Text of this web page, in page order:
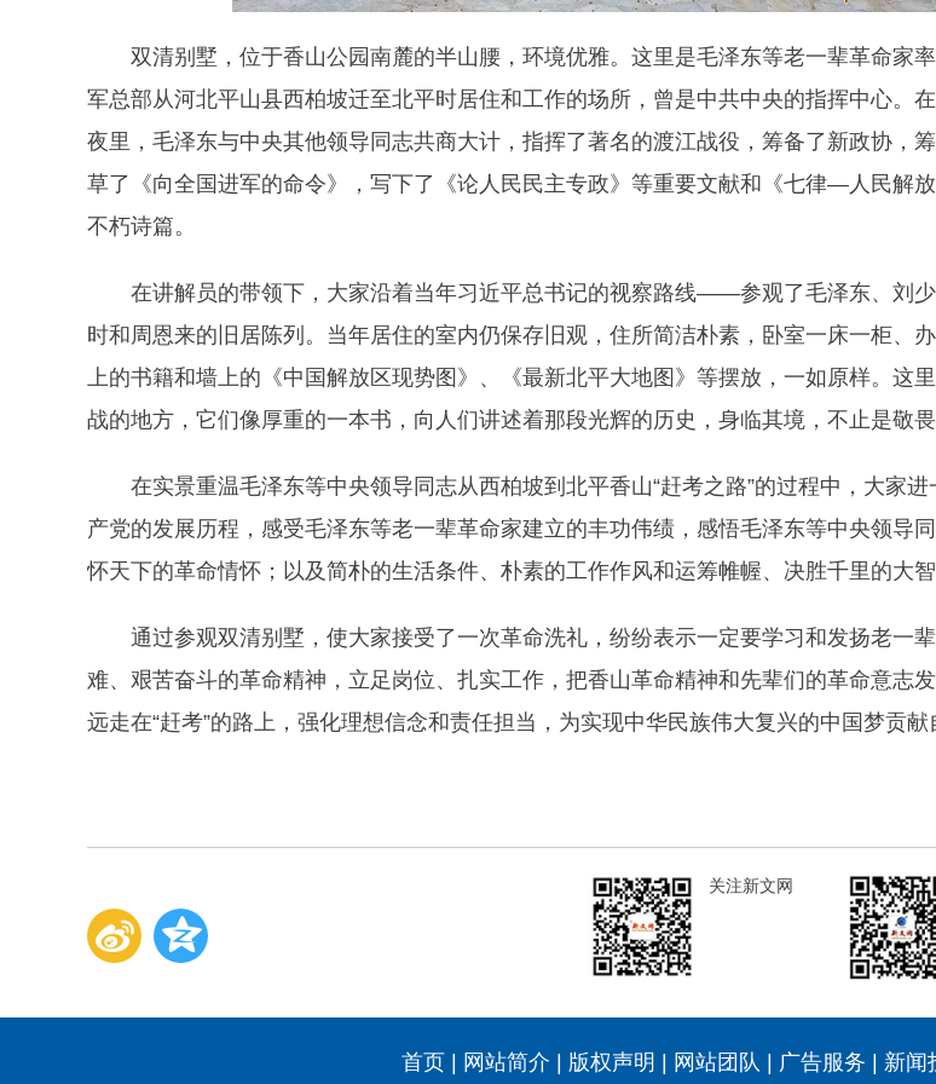
双清别墅，位于香山公园南麓的半山腰，环境优雅。这里是毛泽东等老一辈革命家
军总部从河北平山县西柏坡迁至北平时居住和工作的场所，曾是中共中央的指挥中心。
夜里，毛泽东与中央其他领导同志共商大计，指挥了著名的渡江战役，筹备了新政协，
草了《向全国进军的命令》，写下了《论人民民主专政》等重要文献和《七律—人民解
不朽诗篇。
在讲解员的带领下，大家沿着当年习近平总书记的视察路线——参观了毛泽东、刘
时和周恩来的旧居陈列。当年居住的室内仍保存旧观，住所简洁朴素，卧室一床一柜、
上的书籍和墙上的《中国解放区现势图》、《最新北平大地图》等摆放，一如原样。这
战的地方，它们像厚重的一本书，向人们讲述着那段光辉的历史，身临其境，不止是敬畏
在实景重温毛泽东等中央领导同志从西柏坡到北平香山“赶考之路”的过程中，大家
产党的发展历程，感受毛泽东等老一辈革命家建立的丰功伟绩，感悟毛泽东等中央领导
怀天下的革命情怀；以及简朴的生活条件、朴素的工作作风和运筹帷幄、决胜千里的大智
通过参观双清别墅，使大家接受了一次革命洗礼，纷纷表示一定要学习和发扬老一
难、艰苦奋斗的革命精神，立足岗位、扎实工作，把香山革命精神和先辈们的革命意志
远走在“赶考”的路上，强化理想信念和责任担当，为实现中华民族伟大复兴的中国梦贡献
关注新文网
首页 网站简介 版权声明 网站团队 广告服务 新闻